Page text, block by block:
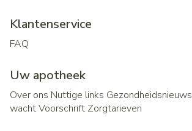
Klantenservice
FAQ
Uw apotheek
Over ons Nuttige links Gezondheidsnieuws
wachtVoorschrift Zorgtarieven